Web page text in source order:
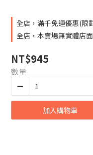
全店，滿千免運優惠(限
全店，本賣場無實體店
NT$945
數量
加入購物車